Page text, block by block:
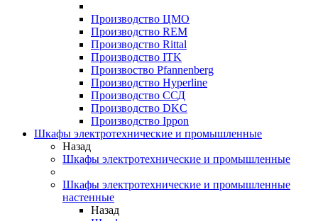
Производство ЦМО
Производство REM
Производство Rittal
Производство ITK
Произвоство Pfannenberg
Производство Hyperline
Производство ССД
Производство DKC
Производство Ippon
Шкафы электротехнические и промышленные
Назад
Шкафы электротехнические и промышленные
Шкафы электротехнические и промышленные
настенные
Назад